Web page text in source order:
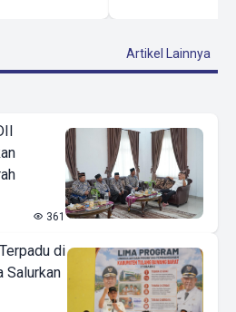
Artikel Lainnya
361
di
Salurkan